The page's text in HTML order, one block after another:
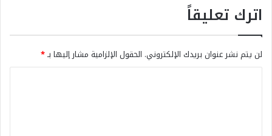
اترك تعليقاً
لن يتم نشر عنوان بريدك الإلكتروني. الحقول الإلزامية مشار إليها بـ*